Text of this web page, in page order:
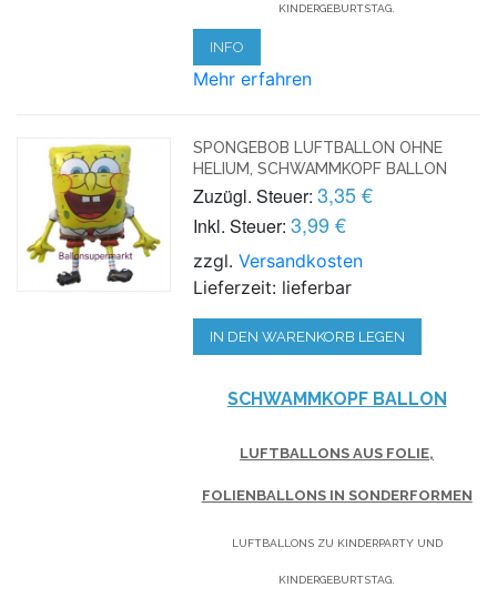
KINDERGEBURTSTAG.
INFO
Mehr erfahren
SPONGEBOB LUFTBALLON OHNE
HELIUM, SCHWAMMKOPF BALLON
Zuzügl. Steuer: 3,35 €
Inkl. Steuer: 3,99 €
zzgl.Versandkosten
Lieferzeit: lieferbar
IN DEN WARENKORB LEGEN
SCHWAMMKOPF BALLON
LUFTBALLONS AUS FOLIE,
FOLIENBALLONS IN SONDERFORMEN
LUFTBALLONS ZU KINDERPARTY UND
KINDERGEBURTSTAG.